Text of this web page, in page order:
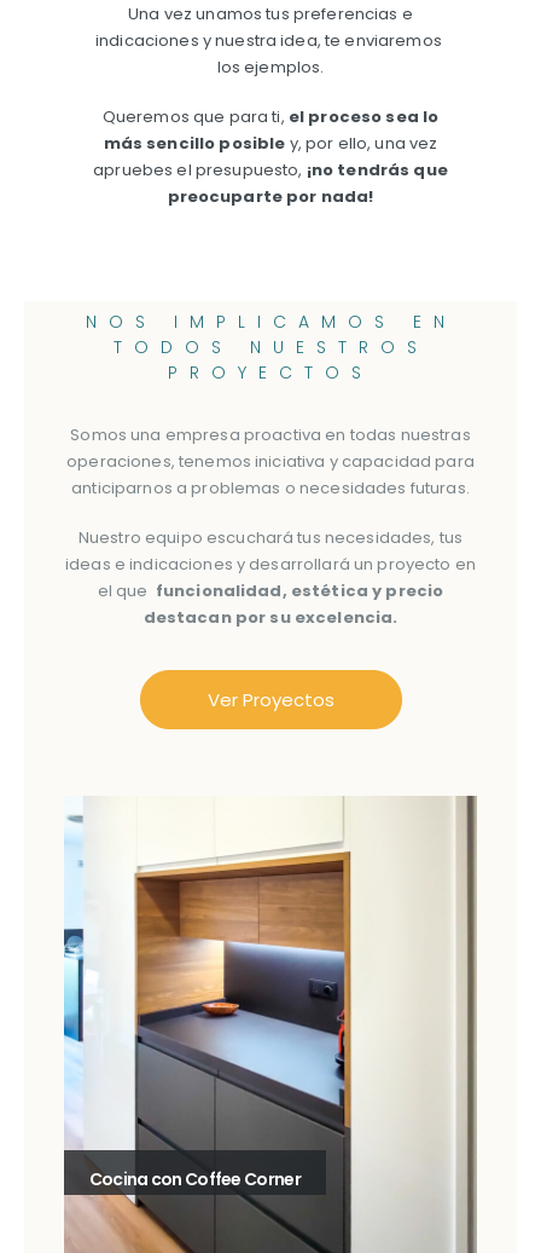
Una vez unamos tus preferencias e
indicaciones y nuestra idea, te enviaremos
losejemplos.
Queremos que para ti, el proceso sea lo
más sencillo posible y, por ello, una vez
apruebes el presupuesto, ¡no tendrás que
preocuparte por nada!
NOS IMPLICAMOS EN
TODOS NUESTROS
PROYECTOS
Somos una empresa proactiva en todas nuestras
operaciones, tenemos iniciativa y capacidad para
anticiparnos a problemas o necesidades futuras.
Nuestro equipo escuchará tus necesidades, tus
ideas e indicaciones y desarrollará un proyecto en
el que funcionalidad, estética y precio
destacan por su excelencia.
Ver Proyectos
Cocina con Coffee Corner